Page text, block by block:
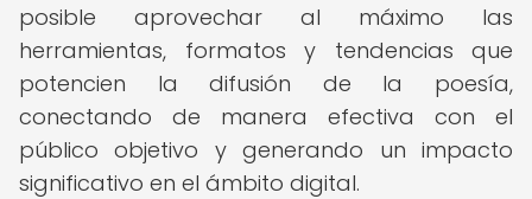
posible aprovechar al máximo las
herramientas, formatos y tendencias que
potencien la difusión de la poesía,
conectando de manera efectiva con el
público objetivo y generando un impacto
significativo en el ámbito digital.